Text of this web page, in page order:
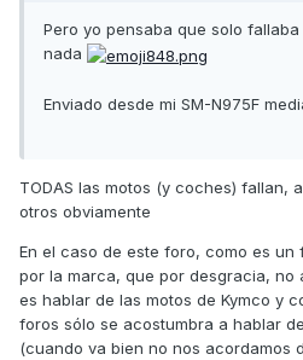
Pero yo pensaba que solo
nada
Enviado desde mi SM-N975F
TODAS las motos (y coches) fallan,
otros obviamente
En el caso de este foro, como es un
por la marca, que por desgracia, no
es hablar de las motos de Kymco y
foros sólo se acostumbra a hablar
(cuando va bien no nos acordamos